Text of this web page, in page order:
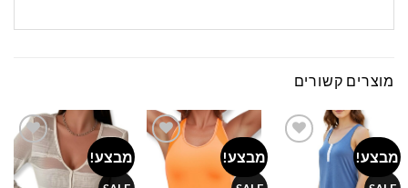
מוצרים קשורים
מבצע! מבצע!
Add to
wishlist
מבצע!
Add to
wishlist